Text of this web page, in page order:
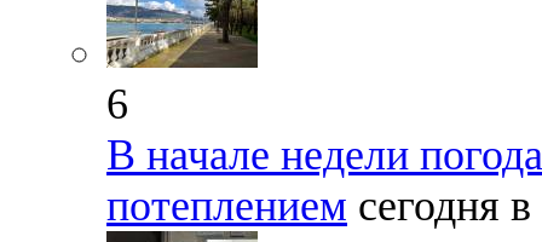
6
В начале недели
потеплением сегодня